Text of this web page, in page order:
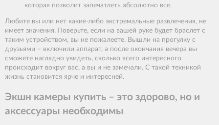
которая позволит запечатлеть абсолютно все.
Любите вы или нет какие-либо экстремальные развлечения, не
имеет значения. Поверьте, если на вашей руке будет браслет с
таким устройством, вы не пожалеете. Вышли на прогулку с
друзьями – включили аппарат, а после окончания вечера вы
сможете наглядно увидеть, сколько всего интересного
происходит вокруг вас, а вы и не замечали. С такой техникой
жизнь становится ярче и интересней.
Экшн камеры купить – это здорово, но и
аксессуары необходимы